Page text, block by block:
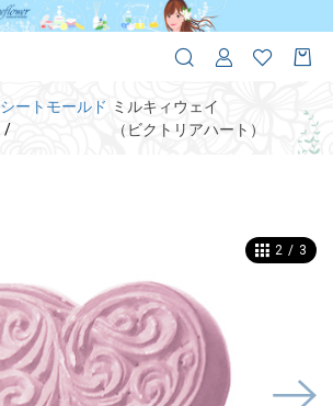
シートモールド ミルキィウェイ
（ビクトリアハート）
2 / 3